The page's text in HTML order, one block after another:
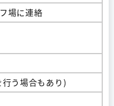
場に連絡
う場合もあり)